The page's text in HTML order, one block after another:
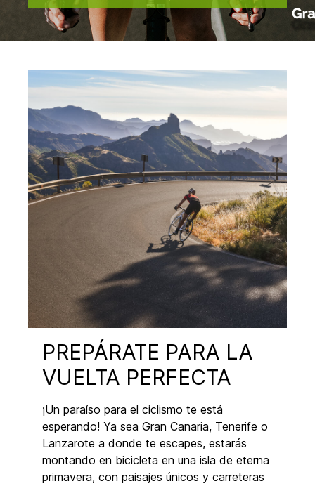
PREPÁRATE PARA LA
VUELTA PERFECTA
¡Un paraíso para el ciclismo te está
esperando! Ya sea Gran Canaria, Tenerife o
Lanzarote a donde te escapes, estarás
montando en bicicleta en una isla de eterna
primavera, con paisajes únicos y carreteras